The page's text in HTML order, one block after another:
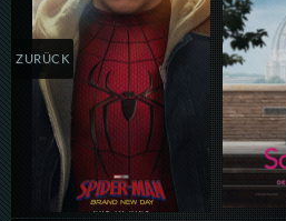
ZURÜCK